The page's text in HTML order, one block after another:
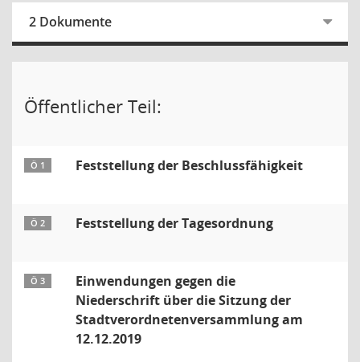
2 Dokumente
Öffentlicher Teil:
Ö 1 Feststellung der Beschlussfähigkeit
Ö 2 Feststellung der Tagesordnung
Ö 3
Einwendungen gegen die
Niederschrift über die Sitzung der
Stadtverordnetenversammlung am
12.12.2019